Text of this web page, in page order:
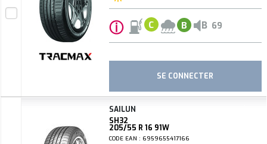
ⓘ C B B 69
SE CONNECTER
SAILUN
SH32
205/55 R 16 91W
CODE EAN : 6959655417166